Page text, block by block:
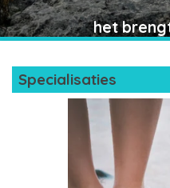
het
Specialisaties